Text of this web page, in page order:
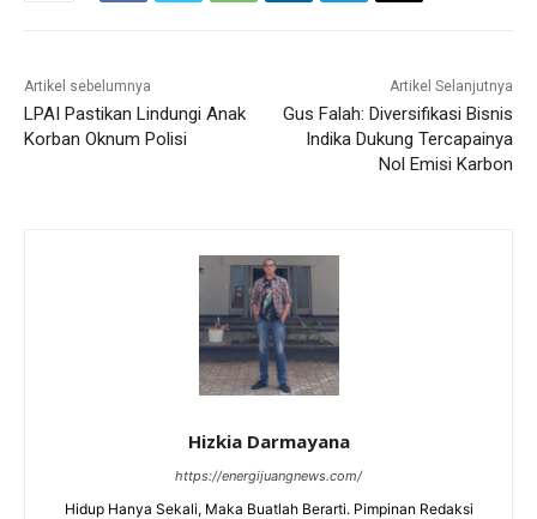
Artikel sebelumnya
LPAI Pastikan Lindungi Anak
Korban Oknum Polisi
Artikel Selanjutnya
Gus Falah: Diversifikasi Bisnis
Indika Dukung Tercapainya
Nol Emisi Karbon
Hizkia Darmayana
https://energijuangnews.com/
Hidup Hanya Sekali, Maka Buatlah Berarti. Pimpinan Redaksi